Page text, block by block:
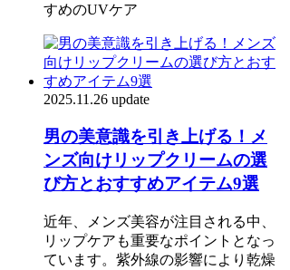
すめのUVケア
2025.11.26 update
男の美意識を引き上げる！メ
ンズ向けリップクリームの選
び方とおすすめアイテム9選
近年、メンズ美容が注目される中、
リップケアも重要なポイントとなっ
ています。紫外線の影響により乾燥